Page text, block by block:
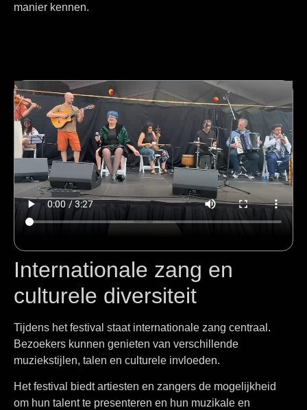
manier kennen.
Internationale zang en
culturele diversiteit
Tijdens het festival staat internationale zang centraal.
Bezoekers kunnen genieten van verschillende
muziekstijlen, talen en culturele invloeden.
Het festival biedt artiesten en zangers de mogelijkheid
om hun talent te presenteren en hun muzikale en